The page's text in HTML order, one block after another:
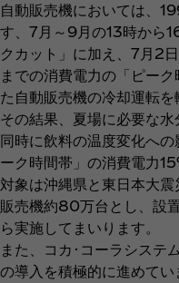
自動販売機においては、
す、7月～9月の13時から
クカット」に加え、7月2
までの消費電力の「ピー
た自動販売機の冷却運転を
その結果、夏場に必要な水
同時に飲料の温度変化へ
ーク時間帯」の消費電力
対象は沖縄県と東日本大
販売機約80万台とし、設
ら実施してまいります。
また、コカ･コーラシステ
の導入を積極的に進めて